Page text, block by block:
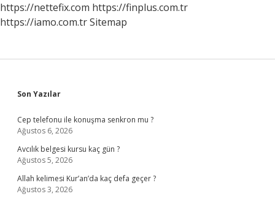
https://nettefix.com https://finplus.com.tr
https://iamo.com.trSitemap
Sidebar
Son Yazılar
Cep telefonu ile konuşma senkron mu ?
Ağustos 6, 2026
Avcılık belgesi kursu kaç gün ?
Ağustos 5, 2026
Allah kelimesi Kur’an’da kaç defa geçer ?
Ağustos 3, 2026